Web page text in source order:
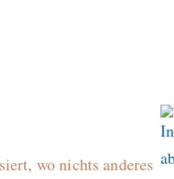
wo nichts anderes